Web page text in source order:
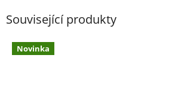
Související produkty
Novinka